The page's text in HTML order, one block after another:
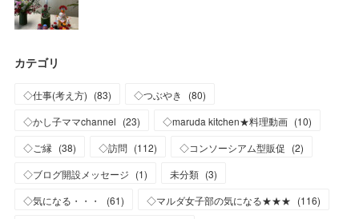
カテゴリ
◇仕事(考え方) (83) ◇つぶやき (80)
◇かし子ママchannel (23) ◇maruda kitchen★料理動画 (10)
◇ご縁 (38) ◇訪問 (112) ◇コンソーシアム型販促 (2)
◇ブログ開設メッセージ (1) 未分類 (3)
◇気になる・・・
(61) ◇マルダ女子部の気になる★★★ (116)